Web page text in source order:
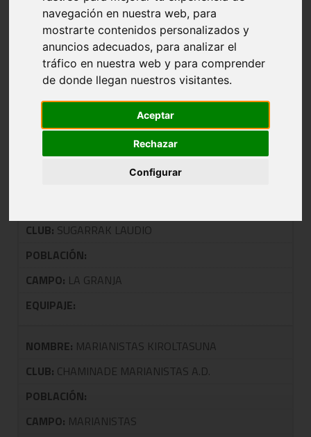
navegación en nuestra web, para
mostrarte contenidos personalizados y
anuncios adecuados, para analizar el
tráfico en nuestra web y para comprender
de donde llegan nuestros visitantes.
Aceptar
Rechazar
Configurar
GRUPO A1
NOMBRE:SAN VIATOR C
CLUB: SAN VIATOR
vitoria-GASTEIZ
CLUB: SUGARRAK LAUDIO
POBLACIÓN:
CAMPO: LA GRANJA
EQUIPAJE:
NOMBRE: MARIANISTAS KIROLTASUNA
CLUB: CHAMINADE MARIANISTAS A.D.
POBLACIÓN:
CAMPO: MARIANISTAS